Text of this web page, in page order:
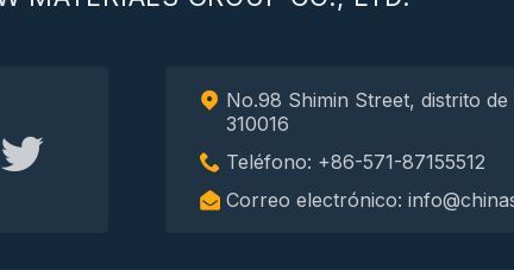
No.98 Shimin Street, distrito
310016
Teléfono: +86-571-87155512
Correo electrónico: